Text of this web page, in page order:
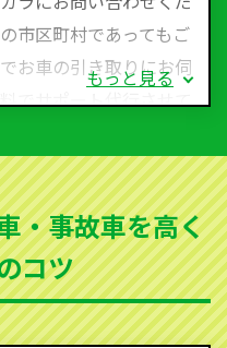
市区町村であってもご
お車の引き取りにお伺
でサポート代行させて
車、乗らなくなってし
ことができない車でも
自の販売ネットワーク
社ヤードをもっている
せん。だから高価買取
もっと見る
・事故車を高く
コツ